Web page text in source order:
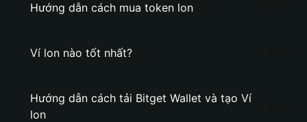
Hướng dẫn cách mua token lon
Ví lon nào tốt nhất?
Hướng dẫn cách tải Bitget Wallet và tạo Ví
lon